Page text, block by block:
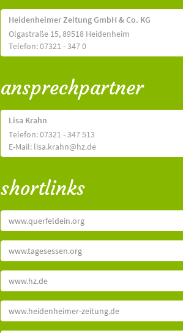
Heidenheimer Zeitung GmbH & Co. KG
Olgastraße 15, 89518 Heidenheim
Telefon: 07321 - 347 0
ansprechpartner
Lisa Krahn
Telefon: 07321 - 347 513
E-Mail: lisa.krahn@hz.de
shortlinks
www.querfeldein.org
www.tagesessen.org
www.hz.de
www.heidenheimer-zeitung.de